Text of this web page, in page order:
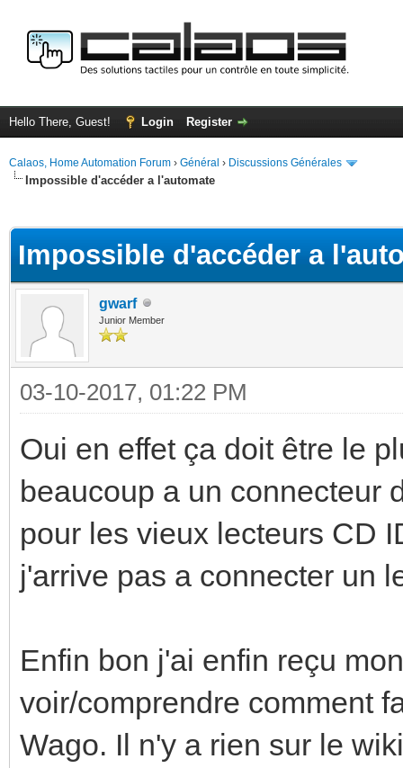
Hello There, Guest! Login Register
Calaos, Home Automation Forum › Général › Discussions Générales
Impossible d'accéder a l'automate
Impossible d'accéder a
gwarf
Junior Member
03-10-2017, 01:22 PM
Oui en effet ça doit être le
beaucoup a un connecteur
pour les vieux lecteurs CD
j'arrive pas a connecter un
Enfin bon j'ai enfin reçu
voir/comprendre comment
Wago. Il n'y a rien sur le